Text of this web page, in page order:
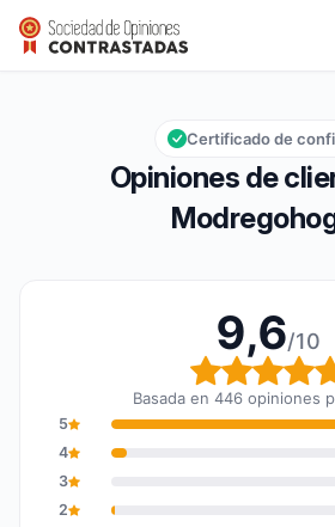
Modregohogar
Calificación global: 9,6 de 10
9,6/10
Opiniones de
Certificado de
9,6/10
Basada en 446 opiniones
5
4
3
2